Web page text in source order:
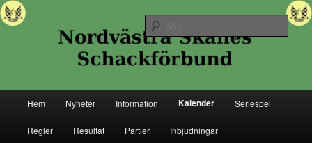
Hoppa
till
Hoppa
till
Nordvästra Skånes Schackförbund
Senaste nytt ifrån Nordvästra Skånes Schackförbund
Sök
Hem Nyheter Information Kalender Seriespel
Regler Resultat Partier Inbjudningar